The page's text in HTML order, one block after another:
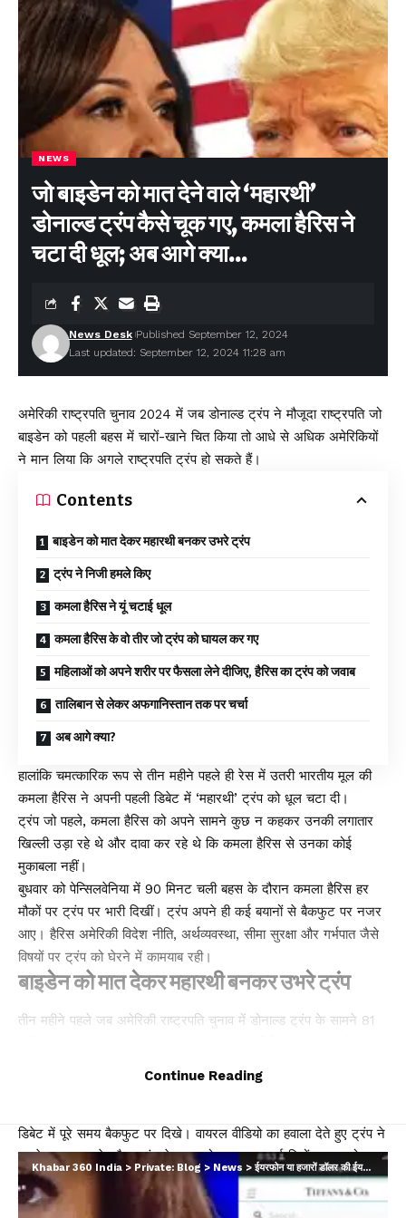
NEWS
जो बाइडेन को मात देने वाले ‘महारथी’
डोनाल्ड ट्रंप कैसे चूक गए, कमला हैरिस ने
चटा दी धूल; अब आगे क्या…
Last updated: September 12, 2024 11:28 am
News Desk Published September 12, 2024
अमेरिकी राष्ट्रपति चुनाव 2024 में जब डोनाल्ड ट्रंप ने मौजूदा राष्ट्रपति जो
बाइडेन को पहली बहस में चारों-खाने चित किया तो आधे से अधिक अमेरिकियों
ने मान लिया कि अगले राष्ट्रपति ट्रंप हो सकते हैं।
Contents
बाइडेन को मात देकर महारथी बनकर उभरे ट्रंप
ट्रंप ने निजी हमले किए
कमला हैरिस ने यूं चटाई धूल
कमला हैरिस के वो तीर जो ट्रंप को घायल कर गए
महिलाओं को अपने शरीर पर फैसला लेने दीजिए, हैरिस का ट्रंप को जवाब
तालिबान से लेकर अफगानिस्तान तक पर चर्चा
अब आगे क्या?
हालांकि चमत्कारिक रूप से तीन महीने पहले ही रेस में उतरी भारतीय मूल की
कमला हैरिस ने अपनी पहली डिबेट में ‘महारथी’ ट्रंप को धूल चटा दी।
ट्रंप जो पहले, कमला हैरिस को अपने सामने कुछ न कहकर उनकी लगातार
खिल्ली उड़ा रहे थे और दावा कर रहे थे कि कमला हैरिस से उनका कोई
मुकाबला नहीं।
बुधवार को पेन्सिलवेनिया में 90 मिनट चली बहस के दौरान कमला हैरिस हर
मौकों पर ट्रंप पर भारी दिखीं। ट्रंप अपने ही कई बयानों से बैकफुट पर नजर
आए। हैरिस अमेरिकी विदेश नीति, अर्थव्यवस्था, सीमा सुरक्षा और गर्भपात जैसे
विषयों पर ट्रंप को घेरने में कामयाब रही।
बाइडेन को मात देकर महारथी बनकर उभरे ट्रंप
तीन महीने पहले जब अमेरिकी राष्ट्रपति चुनाव में डोनाल्ड ट्रंप के सामने 81
डिबेट में पूरे समय बैकफुट पर दिखे। वायरल वीडियो का हवाला देते हुए ट्रंप ने
बाइडेन पर बहस के दौरान ऊंघने का आरोप लगाया। कई दिनों तक आलोचना
झेलने के बाद हुआ यूं कि बाइडेन को अपनी दावेदारी खुद ही वापस लेनी पड़ी।
इस मुश्किल घड़ी में तब डेमोक्रेट ने उपराष्ट्रपति कमला हैरिस को ट्रंप के
Continue Reading
Khabar 360 India > Private: Blog >News >ईयरफोन या हजारों डॉलर की ईयरिंग? ट्रंप से डिबेट में कमला ने कान में क्या पहना, सोशल मीडिया पर बहस…